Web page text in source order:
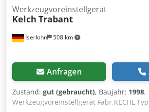
Iserlohn 508 km
Werkzeugvoreinstellgerät
Kelch Trabant
Anfragen
Zustand: gut (gebraucht), Baujahr: 1998,
Werkzeugvoreinstellgerät Fabr.KECHL